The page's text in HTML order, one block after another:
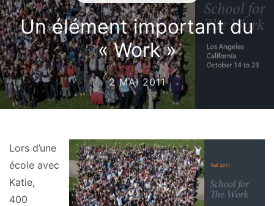
Un élément important du
« Work »
2 MAI 2011
Lors d’une
école avec
Katie,
400